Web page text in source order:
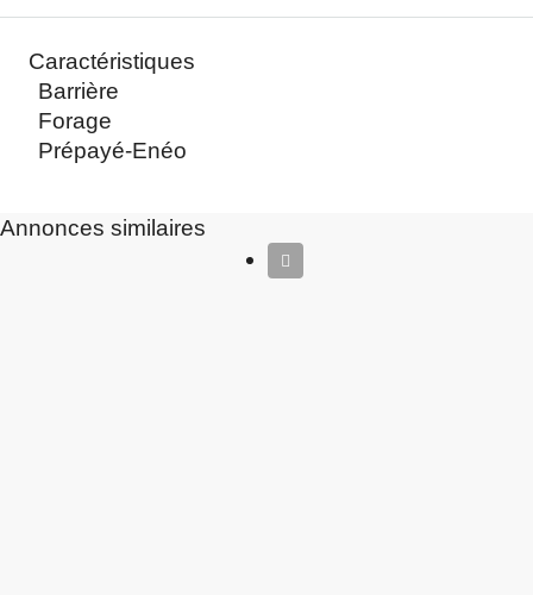
Caractéristiques
Barrière
Forage
Prépayé-Enéo
Annonces similaires